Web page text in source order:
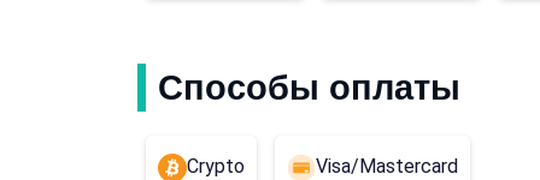
Способы оплаты
Crypto Visa/Mastercard